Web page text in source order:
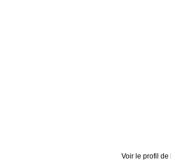
Voir le profil de